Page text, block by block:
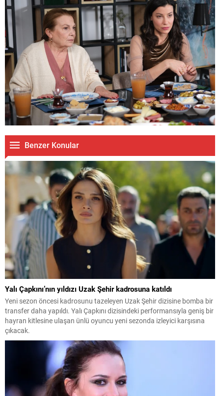
Benzer Konular
Yalı Çapkını’nın yıldızı Uzak Şehir kadrosuna katıldı
Yeni sezon öncesi kadrosunu tazeleyen Uzak Şehir dizisine bomba bir
transfer daha yapıldı. Yalı Çapkını dizisindeki performansıyla geniş bir
hayran kitlesine ulaşan ünlü oyuncu yeni sezonda izleyici karşısına
çıkacak.